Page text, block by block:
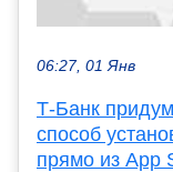
06:27, 01 Янв
Т-Банк
способ
прямо из App